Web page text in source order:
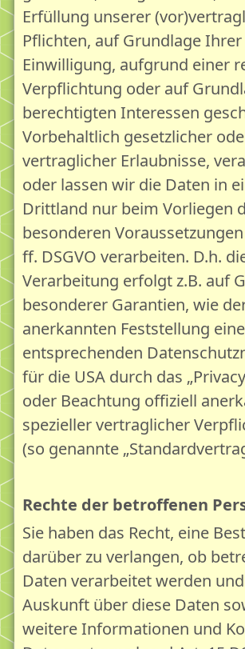
Erfüllung unserer
Pflichten, auf Grundlage Ihrer
Einwilligung, aufgrund einer
Verpflichtung oder auf
berechtigten Interessen
Vorbehaltlich gesetzlicher
vertraglicher Erlaubnisse,
oder lassen wir die Daten in
Drittland nur beim Vorliegen
besonderen
ff. DSGVO verarbeiten. D.h.
Verarbeitung erfolgt z.B. auf
besonderer Garantien, wie
anerkannten Feststellung
entsprechenden
für die USA durch das
oder Beachtung offiziell
spezieller vertraglicher
(so genannte
Rechte der betroffenen
Sie haben das Recht, eine
darüber zu verlangen, ob
Daten verarbeitet werden
Auskunft über diese Daten
weitere Informationen und